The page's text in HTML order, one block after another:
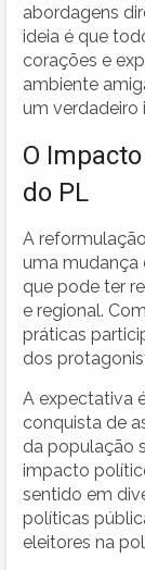
abordagens
ideia é que
corações e
ambiente
um verdadeiro
O
do PL
A
uma mudança
que pode ter
e regional.
práticas
dos
A expectativa
conquista de
da população
impacto
sentido em
políticas
eleitores na